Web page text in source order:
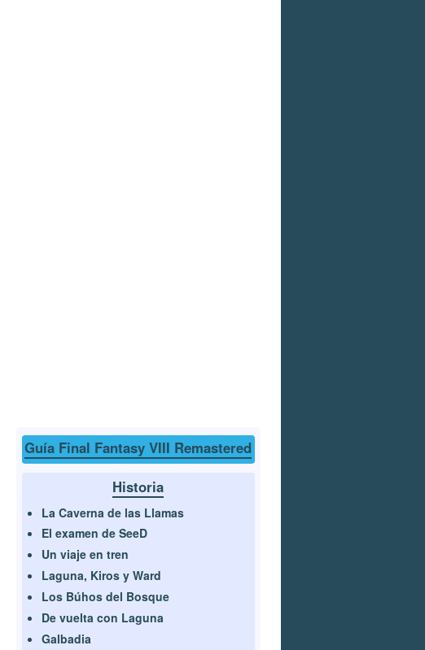
Guía Final Fantasy VIII Remastered
Historia
La Caverna de las Llamas
El examen de SeeD
Un viaje en tren
Laguna, Kiros y Ward
Los Búhos del Bosque
De vuelta con Laguna
Galbadia